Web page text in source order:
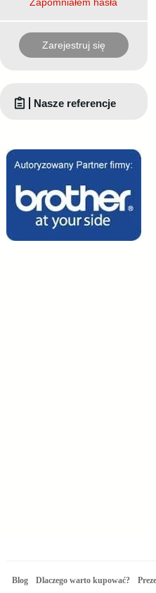
Zarejestruj się
Nasze referencje
Blog Dlaczego warto kupować?